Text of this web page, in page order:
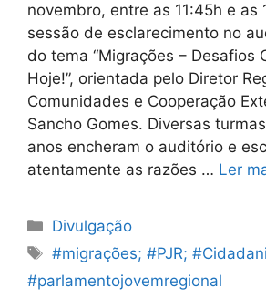
novembro, entre as 11:45h e as
sessão de esclarecimento no
do tema “Migrações – Desafios
Hoje!”, orientada pelo Diretor
Comunidades e Cooperação
Sancho Gomes. Diversas
anos encheram o auditório e
atentamente as razões … Ler
Categorias
Divulgação
Etiquetas
#migrações; #PJR;
#parlamentojovemregional